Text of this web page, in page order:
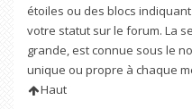
étoiles ou des blocs
votre statut sur le forum. La
grande, est connue sous le
unique ou propre à chaque
Haut